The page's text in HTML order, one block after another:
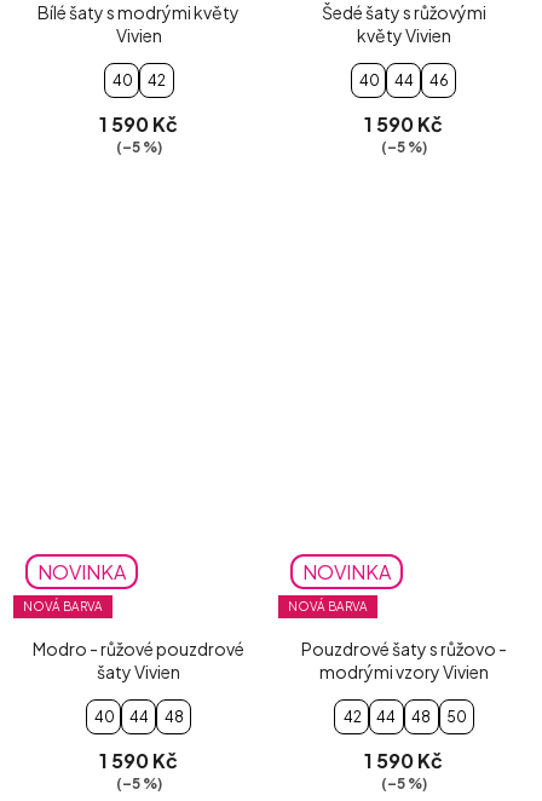
Bílé šaty s modrými květy
Vivien
40 42
1 590 Kč
(–5 %)
Šedé šaty s růžovými
květy Vivien
40 44 46
1 590 Kč
(–5 %)
NOVINKA
NOVÁ BARVA
Modro - růžové pouzdrové
šaty Vivien
40 44 48
1 590 Kč
(–5 %)
NOVINKA
NOVÁ BARVA
Pouzdrové šaty s růžovo -
modrými vzory Vivien
42 44 48 50
1 590 Kč
(–5 %)